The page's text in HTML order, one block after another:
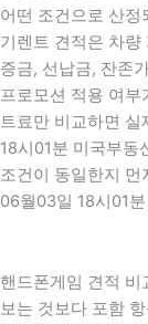
어떤 조건으로 산
기렌트 견적은 차량
증금, 선납금, 잔존
프로모션 적용 여
트료만 비교하면
18시01분 미국부동
조건이 동일한지
06월03일 18시01분
핸드폰게임 견적
보는 것보다 포함